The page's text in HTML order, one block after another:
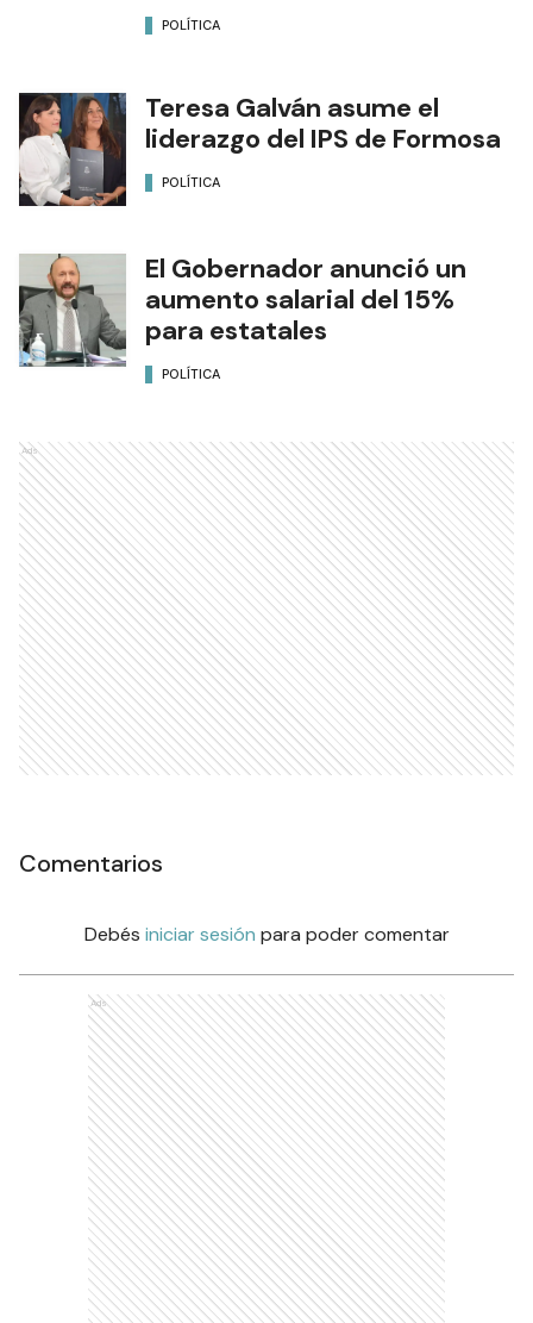
POLÍTICA
Teresa Galván asume el
liderazgo del IPS de Formosa
POLÍTICA
El Gobernador anunció un
aumento salarial del 15%
para estatales
POLÍTICA
Ads
Comentarios
Debés iniciar sesión para poder comentar
Ads